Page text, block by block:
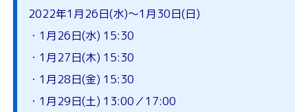
2022年1月26日(水)～1月30日(日)
・1月26日(水) 15:30
・1月27日(木) 15:30
・1月28日(金) 15:30
・1月29日(土) 13:00／17:00